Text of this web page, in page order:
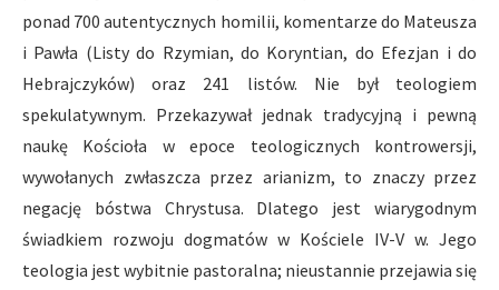
ponad 700 autentycznych homilii, komentarze do Mateusza
i Pawła (Listy do Rzymian, do Koryntian, do Efezjan i do
Hebrajczyków) oraz 241 listów. Nie był teologiem
spekulatywnym. Przekazywał jednak tradycyjną i pewną
naukę Kościoła w epoce teologicznych kontrowersji,
wywołanych zwłaszcza przez arianizm, to znaczy przez
negację bóstwa Chrystusa. Dlatego jest wiarygodnym
świadkiem rozwoju dogmatów w Kościele IV-V w. Jego
teologia jest wybitnie pastoralna; nieustannie przejawia się